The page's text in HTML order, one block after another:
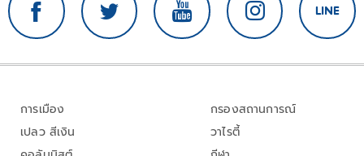
การเมือง
เปลว สีเงิน
กรองสถานการณ์
วาไรตี้